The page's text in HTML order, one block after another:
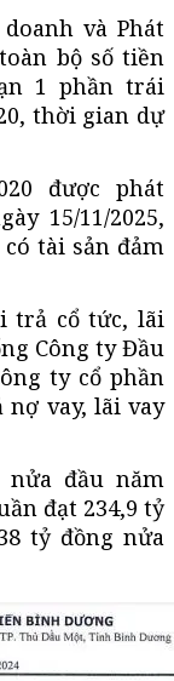
và Phát
bộ số tiền
1 phần trái
thời gian dự
được phát
15/11/2025,
tài sản đảm
trả cổ tức, lãi
Công ty Đầu
ty cổ phần
nợ vay, lãi vay
đầu năm
đạt 234,9 tỷ
tỷ đồng nửa